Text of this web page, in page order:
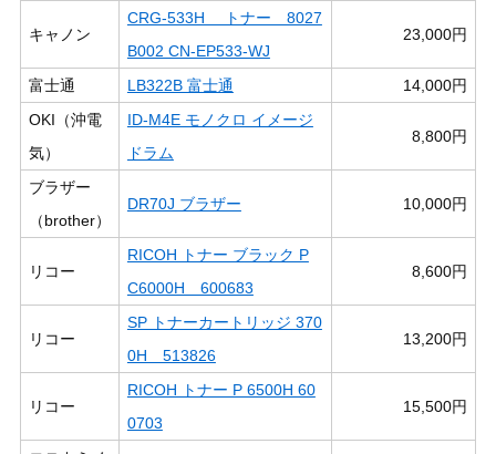
キャノン
CRG-533H トナー 8027
B002 CN-EP533-WJ
23,000円
富士通 LB322B 富士通
14,000円
OKI（沖電
気）
ID-M4E モノクロ イメージ
ドラム
8,800円
ブラザー
（brother）
DR70J ブラザー 10,000円
リコー
RICOH トナー ブラック P
C6000H 600683
8,600円
リコー
SP トナーカートリッジ 370
0H 513826
13,200円
リコー
RICOH トナー P 6500H 60
0703
15,500円